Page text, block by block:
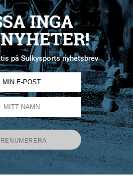
INGA
på Sulkysports nyhetsbrev